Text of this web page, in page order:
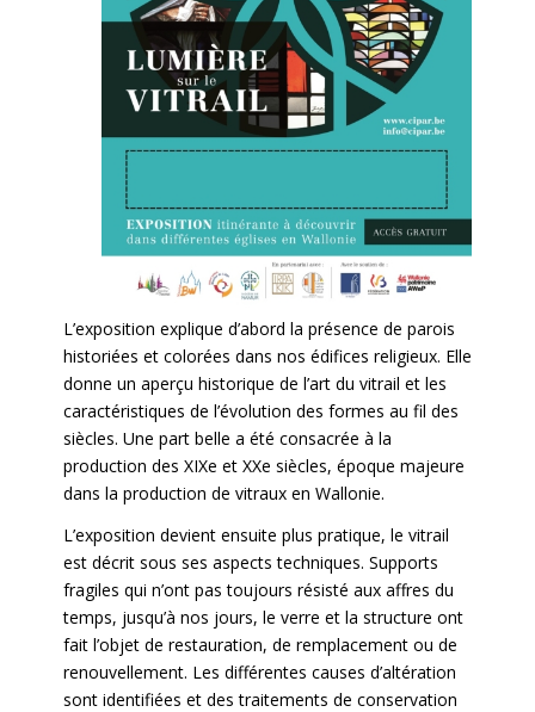
L’exposition explique d’abord la présence de parois
historiées et colorées dans nos édifices religieux. Elle
donne un aperçu historique de l’art du vitrail et les
caractéristiques de l’évolution des formes au fil des
siècles. Une part belle a été consacrée à la
production des XIXe et XXe siècles, époque majeure
dans la production de vitraux en Wallonie.
L’exposition devient ensuite plus pratique, le vitrail
est décrit sous ses aspects techniques. Supports
fragiles qui n’ont pas toujours résisté aux affres du
temps, jusqu’à nos jours, le verre et la structure ont
fait l’objet de restauration, de remplacement ou de
renouvellement. Les différentes causes d’altération
sont identifiées et des traitements de conservation